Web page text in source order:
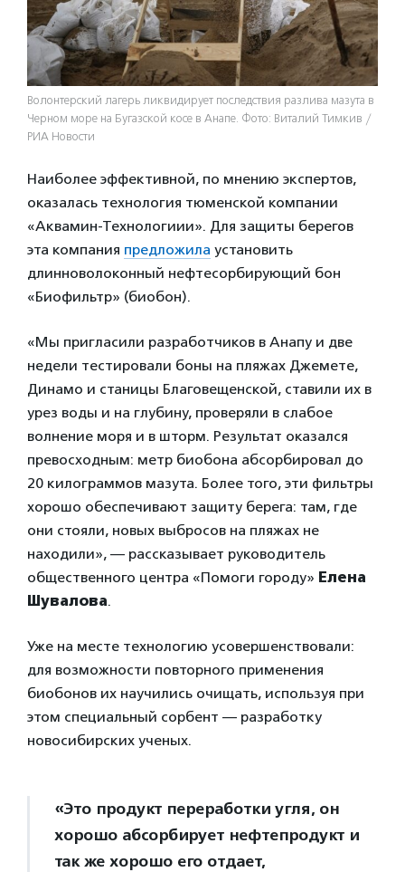
Волонтерский лагерь ликвидирует последствия разлива мазута в
Черном море на Бугазской косе в Анапе. Фото: Виталий Тимкив /
РИА Новости
Наиболее эффективной, по мнению экспертов,
оказалась технология тюменской компании
«Аквамин-Технологиии». Для защиты берегов
эта компания предложила установить
длинноволоконный нефтесорбирующий бон
«Биофильтр» (биобон).
«Мы пригласили разработчиков в Анапу и две
недели тестировали боны на пляжах Джемете,
Динамо и станицы Благовещенской, ставили их в
урез воды и на глубину, проверяли в слабое
волнение моря и в шторм. Результат оказался
превосходным: метр биобона абсорбировал до
20 килограммов мазута. Более того, эти фильтры
хорошо обеспечивают защиту берега: там, где
они стояли, новых выбросов на пляжах не
находили», — рассказывает руководитель
общественного центра «Помоги городу» Елена
Шувалова.
Уже на месте технологию усовершенствовали:
для возможности повторного применения
биобонов их научились очищать, используя при
этом специальный сорбент — разработку
новосибирских ученых.
«Это продукт переработки угля, он
хорошо абсорбирует нефтепродукт и
так же хорошо его отдает,